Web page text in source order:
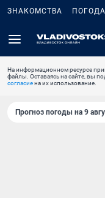
ЗНАКОМСТВА ПОГОДА
На информационном ресурсе
файлы. Оставаясь на сайте, вы
согласиена их использование.
Прогноз погоды на 9